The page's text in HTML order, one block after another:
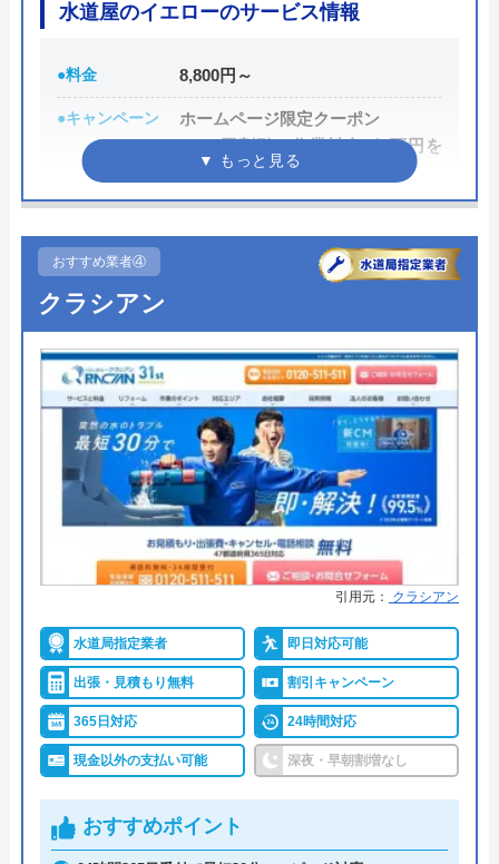
水道屋のイエローのサービス情報
●料金 8,800円～
●キャンペーン
ホームページ限定クーポン
1,000円割引（作業料金が1万円を
超えた場合）
●受付時間
●定休日
●出張見積もり ―
●支払い方法
クレジットカード銀行振込（社員
対応時）
●累計実績 累計実績36万件
●保証・保険 ―
詳細は公式HPでご確認ください
水道屋のイエローは、水のトラブルを24時間365日
体制で受けつけています。現場に一番近いスタッフ
を手配するので、早ければわずか10分～20分で駆け
つけてくれます。累計36万件を突破する実績がある
ので、安心して依頼できるでしょう。
トイレのトラブルは「つまり」「水が出ない」「水
おすすめ業者④
クラシアン
引用元： クラシアン
水道局指定業者 即日対応可能
出張・見積もり無料 割引キャンペーン
365日対応 24時間対応
現金以外の支払い可能 深夜・早朝割増なし
おすすめポイント